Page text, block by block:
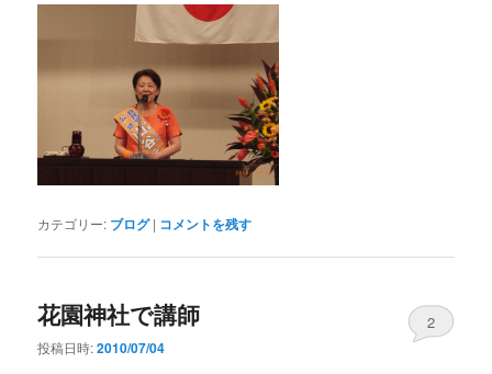
カテゴリー: ブログ | コメントを残す
花園神社で講師
投稿日時:2010/07/04
2